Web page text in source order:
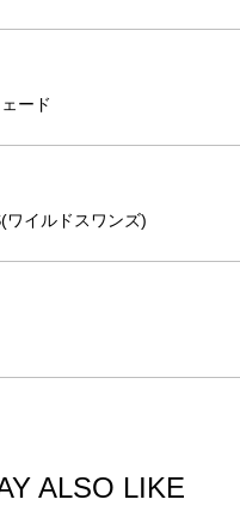
ード
ワイルドスワンズ)
ALSO LIKE